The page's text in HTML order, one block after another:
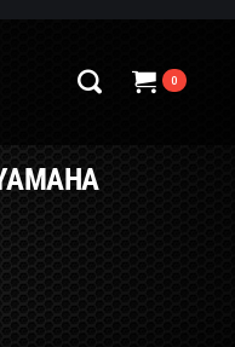
18-18
44-88
0